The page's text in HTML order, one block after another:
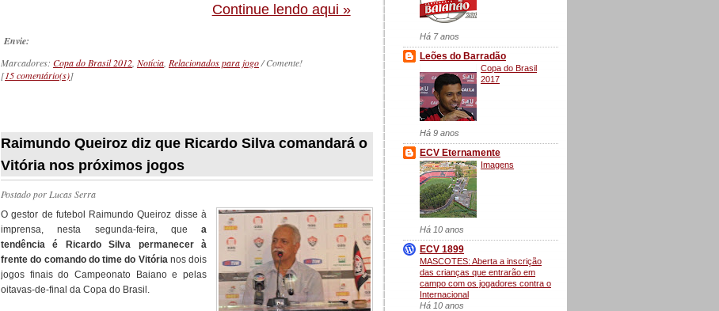
Continue lendo aqui »
Envie:
Marcadores: Copa do Brasil 2012, Notícia, Relacionados para jogo/ Comente!
[15 comentário(s)]
Raimundo Queiroz diz que Ricardo Silva comandará o
Vitória nos próximos jogos
Postado por Lucas Serra
O gestor de futebol Raimundo Queiroz disse à
imprensa, nesta segunda-feira, que a
tendência é Ricardo Silva permanecer à
frente do comando do time do Vitória nos dois
jogos finais do Campeonato Baiano e pelas
oitavas-de-final da Copa do Brasil.
Há 7 anos
Leões do Barradão
Copa do Brasil
2017
Há 9 anos
ECV Eternamente
Imagens
Há 10 anos
ECV 1899
MASCOTES: Aberta a inscrição
das crianças que entrarão em
campo com os jogadores contra o
Internacional
Há 10 anos